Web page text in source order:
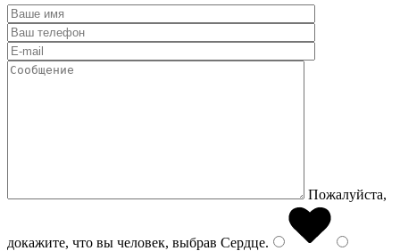
Пожалуйста,
докажите, что вы человек, выбрав Сердце.